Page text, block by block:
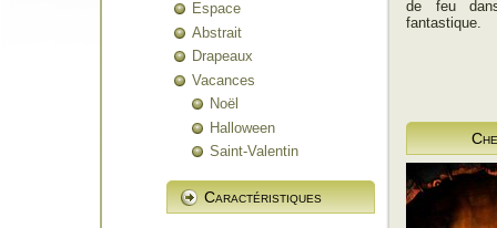
Espace
Abstrait
Drapeaux
Vacances
Noël
Halloween
Saint-Valentin
Caractéristiques
de feu
fantastique.